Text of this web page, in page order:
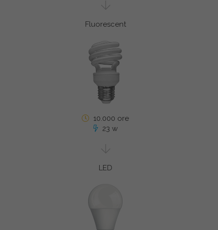
Fluorescent
10.000 ore
23 w
LED